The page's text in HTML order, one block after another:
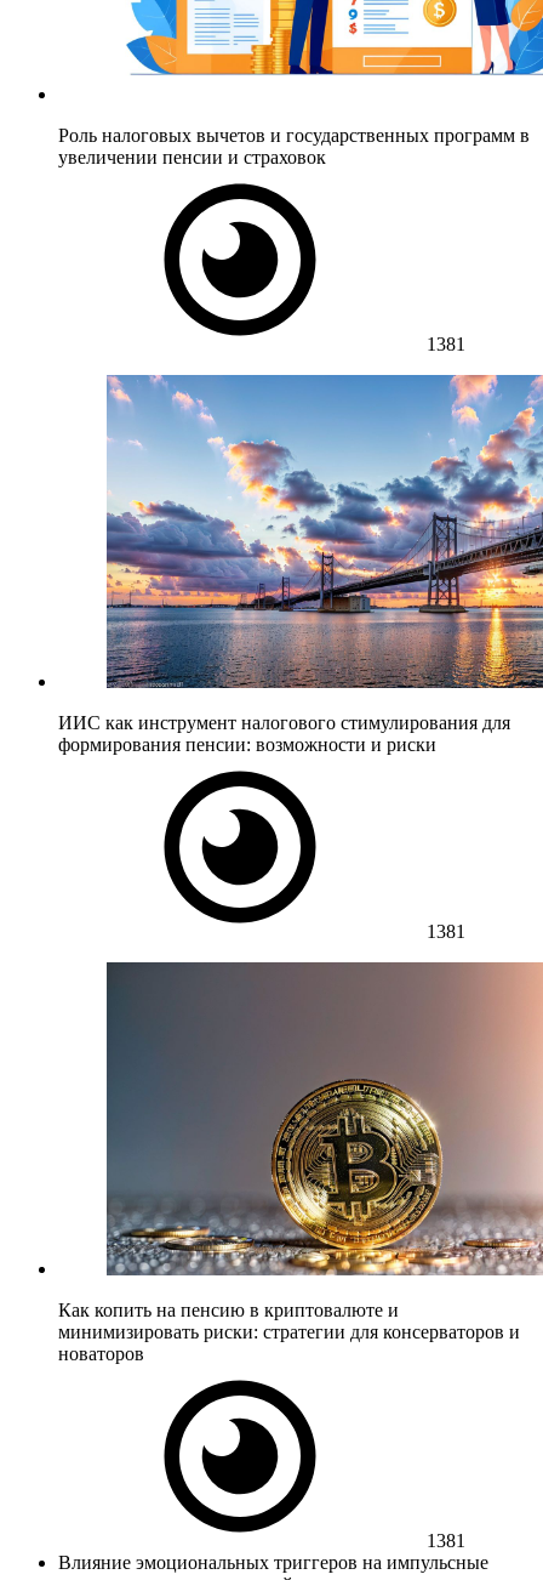
Роль налоговых вычетов и государственных программ в
увеличении пенсии и страховок
1381
ИИС как инструмент налогового стимулирования для
формирования пенсии: возможности и риски
1381
Как копить на пенсию в криптовалюте и
минимизировать риски: стратегии для консерваторов и
новаторов
1381
Влияние эмоциональных триггеров на импульсные